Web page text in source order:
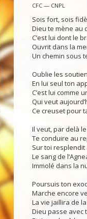
CFC — CNPL
Sois fort, sois
Dieu te mène au
C’est lui dont le
Ouvrit dans la
Un chemin sous
Oublie les
En lui seul ton
C’est lui comme
Qui veut
Ce creuset pour
Il veut, par delà
Te conduire au
Sur toi resplendit
Le sang de
Immolé dans la
Poursuis ton
Marche encore
La vie jaillira de
Dieu passe avec